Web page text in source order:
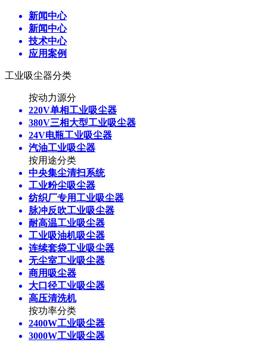
新闻中心
新闻中心
技术中心
应用案例
工业吸尘器分类
按动力源分
220V单相工业吸尘器
380V三相大型工业吸尘器
24V电瓶工业吸尘器
汽油工业吸尘器
按用途分类
中央集尘清扫系统
工业粉尘吸尘器
纺织厂专用工业吸尘器
脉冲反吹工业吸尘器
耐高温工业吸尘器
工业吸油机吸尘器
连续套袋工业吸尘器
无尘室工业吸尘器
商用吸尘器
大口径工业吸尘器
高压清洗机
按功率分类
2400W工业吸尘器
3000W工业吸尘器